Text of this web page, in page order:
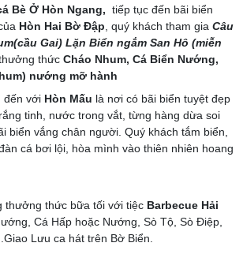
Bè Ở Hòn Ngang, tiếp tục đến bãi biển
Hòn Hai Bờ Đập , quý khách tham gia Câu
Gai) Lặn Biển ngắm San Hô (miễn
thức Cháo Nhum, Cá Biển Nướng,
nướng mỡ hành
đến với Hòn Mấu là nơi có bãi biển tuyệt đẹp
tinh, nước trong vắt, từng hàng dừa soi
biển vắng chân người. Quý khách tắm biển,
cá bơi lội, hòa mình vào thiên nhiên hoang
thưởng thức bữa tối với tiệc Barbecue Hải
Cá Hấp hoặc Nướng, Sò Tộ, Sò Điệp,
Lưu ca hát trên Bờ Biển.